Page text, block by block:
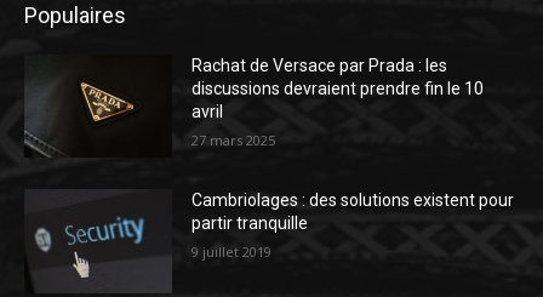
Populaires
Rachat de Versace par Prada : les
discussions devraient prendre fin le 10
avril
27 mars 2025
Cambriolages : des solutions existent pour
partir tranquille
9 juillet 2019